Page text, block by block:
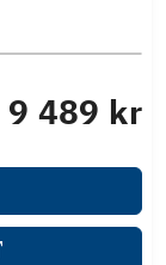
9 489 kr